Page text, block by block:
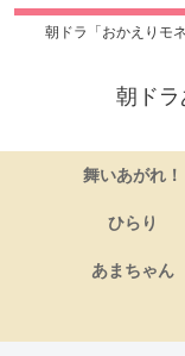
朝ドラ「おかえりモ
朝ド
舞いあがれ！
ひらり
あまちゃん